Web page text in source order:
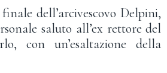
dell’arcivescovo Delpini,
saluto all’ex rettore del
con un’esaltazione della